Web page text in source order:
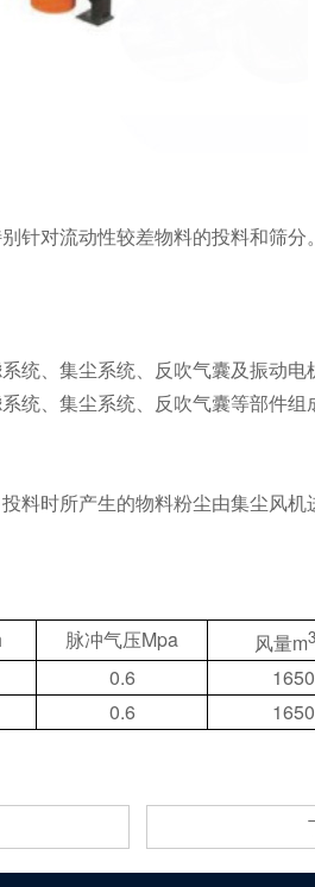
针对流动性较差物料的投料和筛分。
、集尘系统、反吹气囊及振动电
统、集尘系统、反吹气囊等部件组
料时所产生的物料粉尘由集尘风
脉冲气压Mpa 风量m3
0.6 1650
0.6 1650